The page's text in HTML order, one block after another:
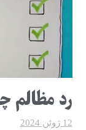
رد مظالم
12 ژوئن 2024